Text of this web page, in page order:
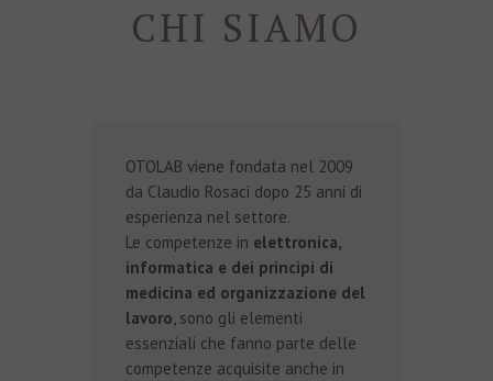
CHI SIAMO
OTOLAB viene fondata nel 2009
da Claudio Rosaci dopo 25 anni di
esperienza nel settore.
Le competenze in elettronica,
informatica e dei principi di
medicina ed organizzazione del
lavoro , sono gli elementi
essenziali che fanno parte delle
competenze acquisite anche in